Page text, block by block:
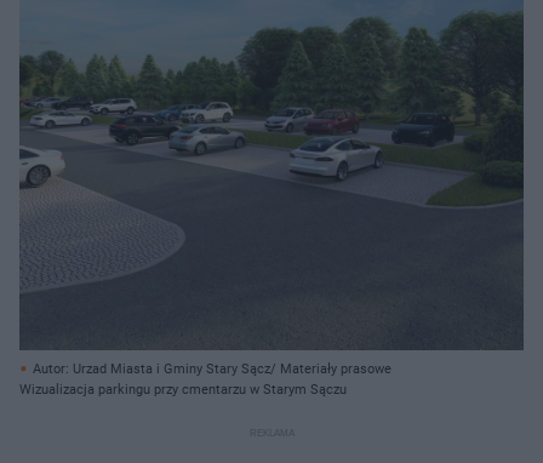
Autor: Urzad Miasta i Gminy Stary Sącz/ Materiały prasowe
Wizualizacja parkingu przy cmentarzu w Starym Sączu